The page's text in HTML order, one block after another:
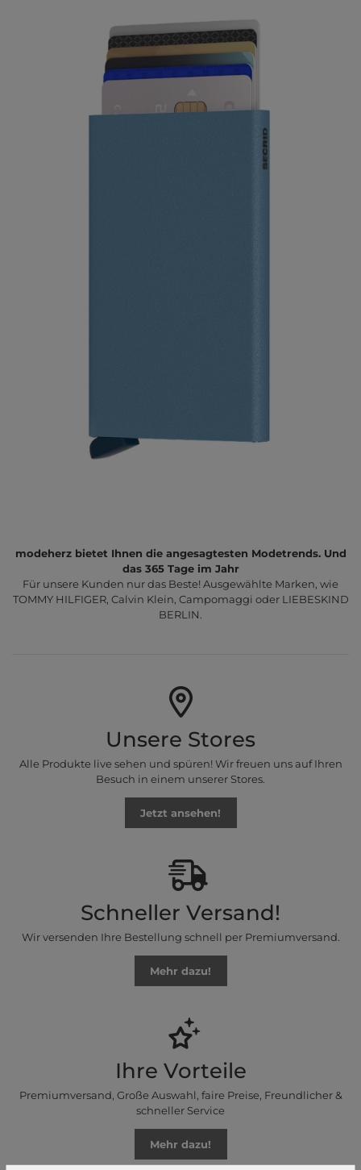
modeherz bietet Ihnen die angesagtesten Modetrends. Und
das 365 Tage im Jahr
Für unsere Kunden nur das Beste! Ausgewählte Marken, wie
TOMMY HILFIGER, Calvin Klein, Campomaggi oder LIEBESKIND
BERLIN.
Unsere Stores
Alle Produkte live sehen und spüren! Wir freuen uns auf Ihren
Besuch in einem unserer Stores.
Jetzt ansehen!
Schneller Versand!
Wir versenden Ihre Bestellung schnell per Premiumversand.
Mehr dazu!
Ihre Vorteile
Premiumversand, Große Auswahl, faire Preise, Freundlicher &
schneller Service
Mehr dazu!